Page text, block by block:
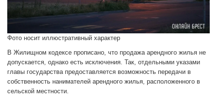
Фото носит иллюстративный характер
В Жилищном кодексе прописано, что продажа арендного жилья не
допускается, однако есть исключения. Так, отдельными указами
главы государства предоставляется возможность передачи в
собственность нанимателей арендного жилья, расположенного в
сельской местности.